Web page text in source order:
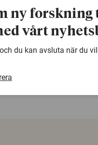
För mer information
67
warning Denna artikel är
ny forskning
vårt
du kan avsluta när du